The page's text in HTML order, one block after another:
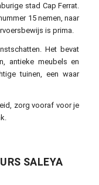
stad Cap Ferrat.
15 nemen, naar
is prima.
Het bevat
antieke meubels en
tuinen, een waar
zorg vooraf voor je
SALEYA